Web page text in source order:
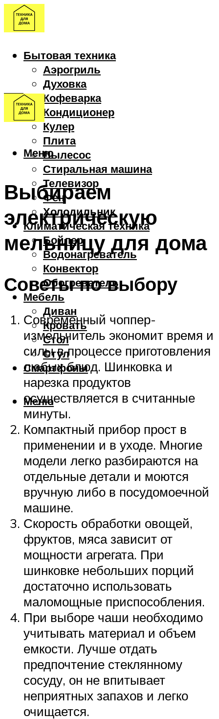
Бытовая техника
Аэрогриль
Духовка
Кофеварка
Кондиционер
Кулер
Плита
Пылесос
Стиральная машина
Телевизор
Фен
Холодильник
Климатическая техника
Бойлер
Водонагреватель
Конвектор
Обогреватель
Мебель
Диван
Кровать
Стол
Стул
Смартфоны
Меню
Меню
Выбираем
электрическую
мельницу для дома
Советы по выбору
Современный чоппер-
измельчитель экономит время и
силы в процессе приготовления
любых блюд. Шинковка и
нарезка продуктов
осуществляется в считанные
минуты.
Компактный прибор прост в
применении и в уходе. Многие
модели легко разбираются на
отдельные детали и моются
вручную либо в посудомоечной
машине.
Скорость обработки овощей,
фруктов, мяса зависит от
мощности агрегата. При
шинковке небольших порций
достаточно использовать
маломощные приспособления.
При выборе чаши необходимо
учитывать материал и объем
емкости. Лучше отдать
предпочтение стеклянному
сосуду, он не впитывает
неприятных запахов и легко
очищается.